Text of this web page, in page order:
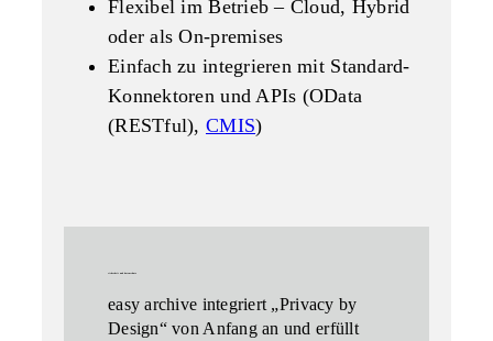
Flexibel im Betrieb – Cloud, Hybrid
oder als On-premises
Einfach zu integrieren mit Standard-
Konnektoren und APIs (OData
(RESTful), CMIS)
easy archive integriert „Privacy by
Design“von Anfang an und erfüllt